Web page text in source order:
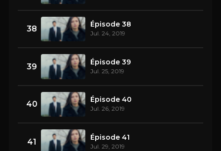
38 Épisode 38
Jul. 24, 2019
39 Épisode 39
Jul. 25, 2019
40 Épisode 40
Jul. 26, 2019
41 Épisode 41
Jul. 29, 2019